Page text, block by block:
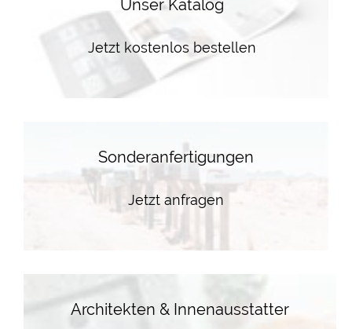
Unser Katalog
Jetzt kostenlos bestellen
Sonderanfertigungen
Jetzt anfragen
Architekten & Innenausstatter